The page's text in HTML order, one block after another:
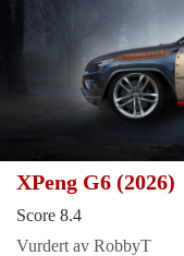
XPeng G6 (2026)
Score 8.4
Vurdert av RobbyT